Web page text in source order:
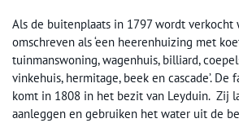
Als de buitenplaats in 1797 wordt verkocht
omschreven als ‘een heerenhuizing met
tuinmanswoning, wagenhuis, billiard,
vinkehuis, hermitage, beek en cascade’. De
komt in 1808 in het bezit van Leyduin. Zij
aanleggen en gebruiken het water uit de